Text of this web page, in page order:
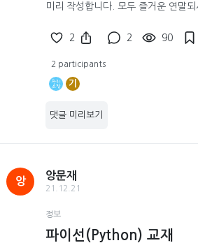
미리 작성합니다. 모두 즐거운 연말
2 2 90
2 participants
기
댓글 미리보기
앙
앙문재
21.12.21
정보
파이선(Python) 교재